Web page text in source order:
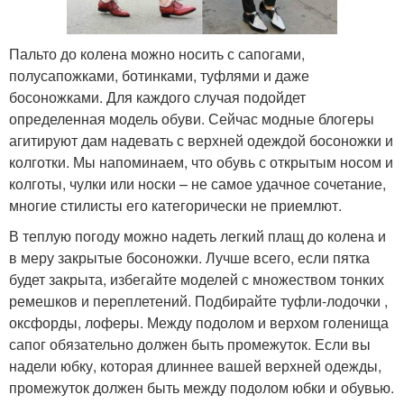
Пальто до колена можно носить с сапогами,
полусапожками, ботинками, туфлями и даже
босоножками. Для каждого случая подойдет
определенная модель обуви. Сейчас модные блогеры
агитируют дам надевать с верхней одеждой босоножки и
колготки. Мы напоминаем, что обувь с открытым носом и
колготы, чулки или носки – не самое удачное сочетание,
многие стилисты его категорически не приемлют.
В теплую погоду можно надеть легкий плащ до колена и
в меру закрытые босоножки. Лучше всего, если пятка
будет закрыта, избегайте моделей с множеством тонких
ремешков и переплетений. Подбирайте туфли-лодочки ,
оксфорды, лоферы. Между подолом и верхом голенища
сапог обязательно должен быть промежуток. Если вы
надели юбку, которая длиннее вашей верхней одежды,
промежуток должен быть между подолом юбки и обувью.